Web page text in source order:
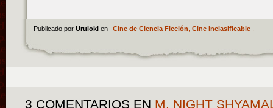
Publicado por Uruloki en Cine de Ciencia Ficción Cine Inclasificable.
3 COMENTARIOS EN M. NIGHT